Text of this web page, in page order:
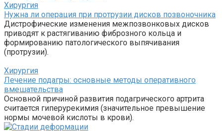
Хирургия
Нужна ли операция при протрузии дисков позвоночника
Дистрофические изменения межпозвонковых дисков
приводят к растягиванию фиброзного кольца и
формированию патологического выпячивания
(протрузии).
Хирургия
Лечение подагры: основные методы оперативного
вмешательства
Основной причиной развития подагрического артрита
считается гиперурекимия (значительное превышение
нормы мочевой кислоты в крови).